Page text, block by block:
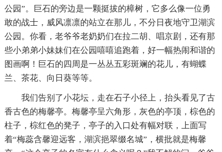
公园”。巨石的旁边是一颗挺拔的樟树，它多么像一位勇
敢的战士，威风凛凛的站立在那儿，不分日夜地守卫湖滨
公园。你看，老爷爷老奶奶们在拉二胡、唱京剧，还有那
些小弟弟小妹妹们在公园嘻嘻追跑着，好一幅热闹和谐的
图画啊！巨石的四周是一丛丛五彩斑斓的花儿，有蝴蝶
兰、茶花、向日葵等等。
我们告别了小花坛，走在石子小径上，抬头看见了古
香古色的梅馨亭。梅馨亭呈六角形，灰色的亭顶，棕色的
柱子，棕红色的凳子，亭子的入口处有幅对联，上面写
着“梅蕊含馨迎远客，湖滨挹翠缀名城”，横批就是梅馨